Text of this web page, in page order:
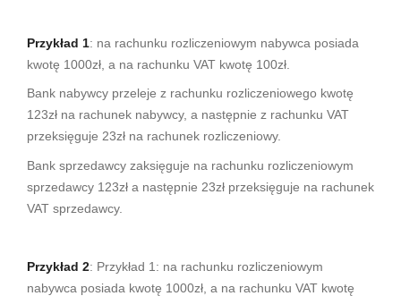
Przykład 1: na rachunku rozliczeniowym nabywca posiada
kwotę 1000zł, a na rachunku VAT kwotę 100zł.
Bank nabywcy przeleje z rachunku rozliczeniowego kwotę
123zł na rachunek nabywcy, a następnie z rachunku VAT
przeksięguje 23zł na rachunek rozliczeniowy.
Bank sprzedawcy zaksięguje na rachunku rozliczeniowym
sprzedawcy 123zł a następnie 23zł przeksięguje na rachunek
VAT sprzedawcy.
Przykład 2: Przykład 1: na rachunku rozliczeniowym
nabywca posiada kwotę 1000zł, a na rachunku VAT kwotę